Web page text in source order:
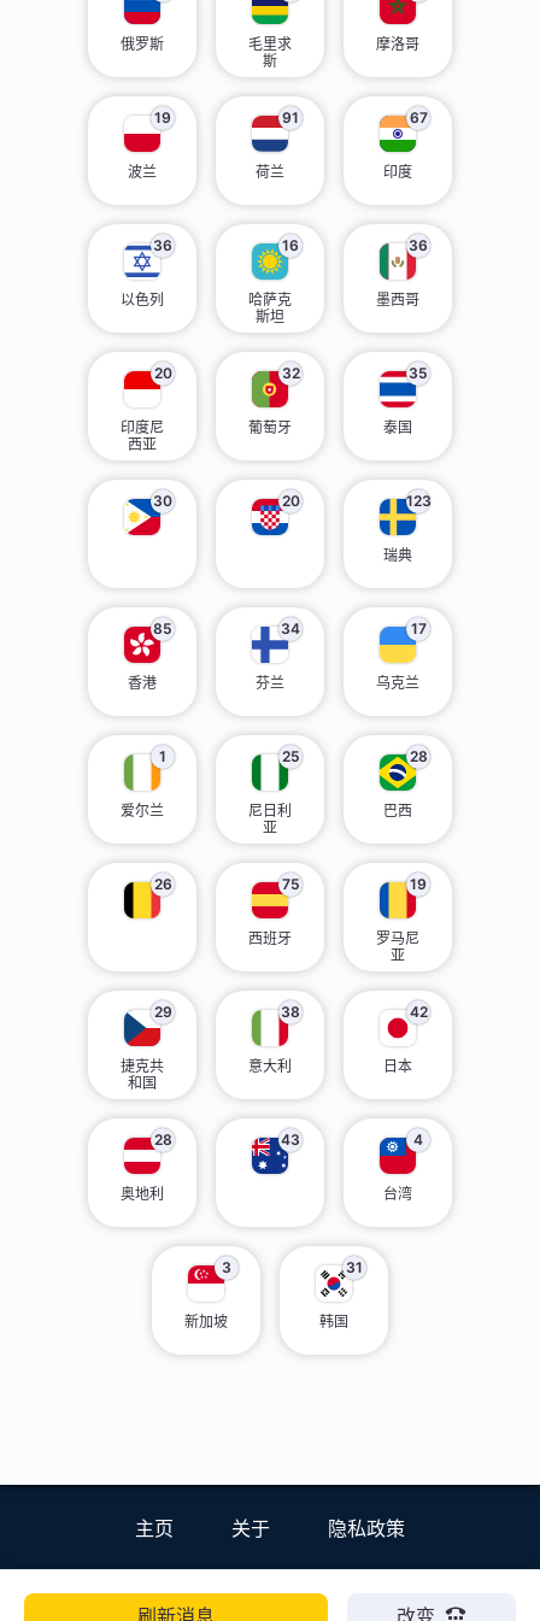
俄罗斯
毛里求
斯
摩洛哥
19
波兰
91
荷兰
67
印度
36
以色列
16
哈萨克
斯坦
36
墨西哥
20
印度尼
西亚
32
葡萄牙
35
泰国
30 20 123
瑞典
85
香港
34
芬兰
17
乌克兰
1
爱尔兰
25
尼日利
亚
28
巴西
26 75
西班牙
19
罗马尼
亚
29
捷克共
和国
38
意大利
42
日本
28
奥地利
43 4
台湾
3
新加坡
31
韩国
刷新消息 改变
主页 关于 隐私政策